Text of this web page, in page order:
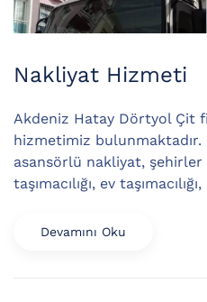
Nakliyat Hizmeti
Akdeniz Hatay Dörtyol Çit
hizmetimiz bulunmaktadır.
asansörlü nakliyat, şehirler
taşımacılığı, ev
Devamını Oku